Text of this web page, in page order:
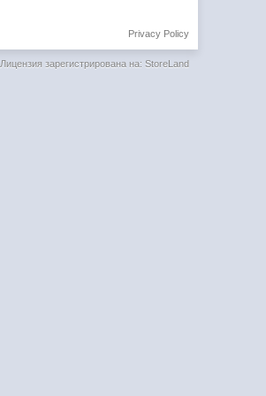
Privacy Policy
Лицензия зарегистрирована на: StoreLand